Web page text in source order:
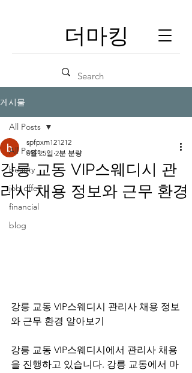
​더마킹
게시물
All Posts
beauty
job offer
financial
blog
All Posts
강릉 교동 VIP스웨디시 관
리사 채용 정보와 근무 환경
spfpxm121212
6월 25일 2분 분량
강릉 교동 VIP스웨디시 관리사 채용 정보
와 근무 환경 알아보기
강릉 교동 VIP스웨디시에서 관리사 채용
을 진행하고 있습니다. 강릉 교동에서 마